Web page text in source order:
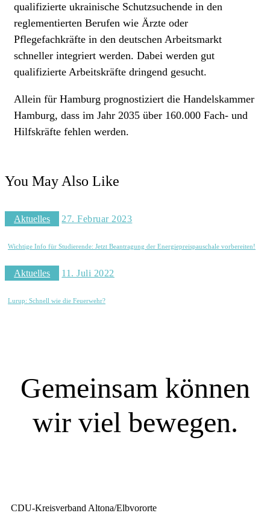
qualifizierte ukrainische Schutzsuchende in den
reglementierten Berufen wie Ärzte oder
Pflegefachkräfte in den deutschen Arbeitsmarkt
schneller integriert werden. Dabei werden gut
qualifizierte Arbeitskräfte dringend gesucht.
Allein für Hamburg prognostiziert die Handelskammer
Hamburg, dass im Jahr 2035 über 160.000 Fach- und
Hilfskräfte fehlen werden.
You May Also Like
Aktuelles 27. Februar 2023
Wichtige Info für Studierende: Jetzt Beantragung der Energiepreispauschale vorbereiten!
Aktuelles 11. Juli 2022
Lurup: Schnell wie die Feuerwehr?
Gemeinsam können
wir viel bewegen.
CDU-Kreisverband Altona/Elbvororte